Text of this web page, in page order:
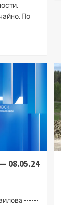
По
08.05.24
------